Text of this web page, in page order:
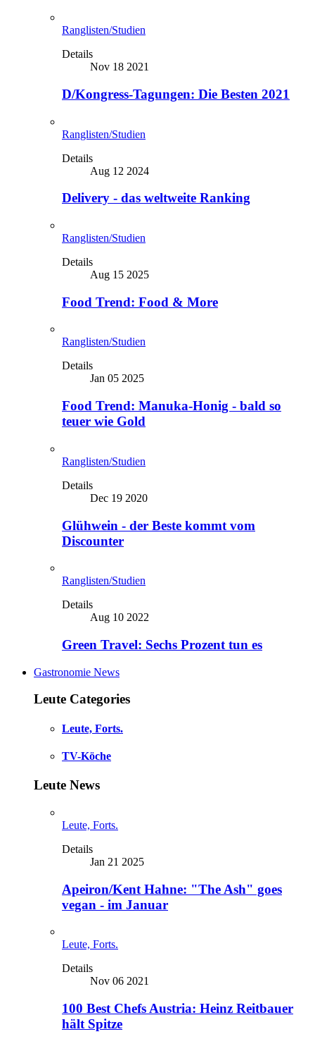
Ranglisten/Studien
Details
Nov 18 2021
D/Kongress-Tagungen: Die Besten 2021
Ranglisten/Studien
Details
Aug 12 2024
Delivery - das weltweite Ranking
Ranglisten/Studien
Details
Aug 15 2025
Food Trend: Food & More
Ranglisten/Studien
Details
Jan 05 2025
Food Trend: Manuka-Honig - bald so
teuer wie Gold
Ranglisten/Studien
Details
Dec 19 2020
Glühwein - der Beste kommt vom
Discounter
Ranglisten/Studien
Details
Aug 10 2022
Green Travel: Sechs Prozent tun es
Gastronomie News
Leute Categories
Leute, Forts.
TV-Köche
Leute News
Leute, Forts.
Details
Jan 21 2025
Apeiron/Kent Hahne: "The Ash" goes
vegan - im Januar
Leute, Forts.
Details
Nov 06 2021
100 Best Chefs Austria: Heinz Reitbauer
hält Spitze